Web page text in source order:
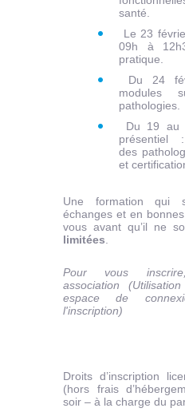
santé.
Le 23
09h à
pratique.
Du 24
modules
pathologies.
Du 19 au
présentiel
des
et
Une formation qui
échanges et en
vous avant qu’il ne
limitées.
Pour vous
association
espace de
l'inscription)
Droits d’inscription
(hors frais
soir – à la charge du